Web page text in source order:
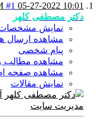
05-27-2022 10:01 AM
#1
دکتر مصطفی کلهر
نمایش
مشاهده ارسال
پیام شخصی
مشاهده مطالب
مشاهده صفحه
نمایش مقالات
مدیریت سایت